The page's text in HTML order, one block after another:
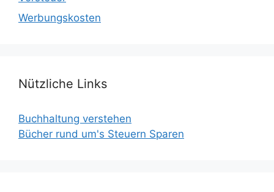
Werbungskosten
Nützliche Links
Buchhaltung verstehen
Bücher rund um's Steuern Sparen